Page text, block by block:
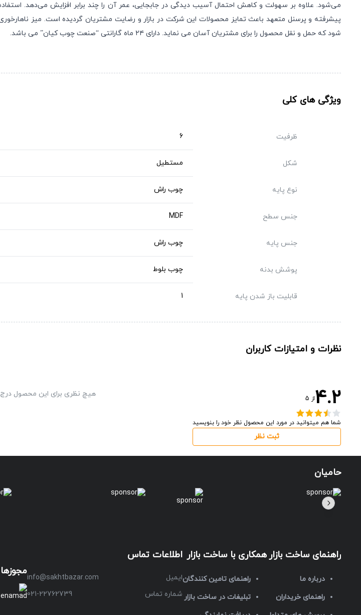
می‌شود. علاوه بر سهولت و کاهش احتمال آسیب دیدگی در جابجایی، عمر آن را چند برابر افزایش می‌دهد.
پیشرفته و پرسنل متعهد باعث تمایز محصولات این شرکت در بازار و رضایت مشتریان گردیده است. میز
شود که حمل و نقل محصول را برای مشتریان آسان می نماید. دارای ۲۴ ماه گارانتی “صنعت چوب کیان” می باشد.
ویژگی های کلی
ظرفیت 6
شکل مستطیل
نوع پایه چوب راش
جنس سطح MDF
جنس پایه چوب راش
پوشش بدنه چوب بلوط
قابلیت باز شدن پایه 1
نظرات و امتیازات کاربران
4.2از
شما هم میتوانید در مورد این محصول نظر خود را بنویسید
ثبت نظر
هیچ نظری برای این محصول
حامیان
راهنمای ساخت بازار
درباره ما
راهنمای خریداران
همکاری با ساخت بازار
راهنمای تامین کنندگان
تبلیغات در ساخت بازار
اطلاعات تماس
ایمیل
info@sakhtbazar.com
شماره تماس
021-22762739
مجوزها